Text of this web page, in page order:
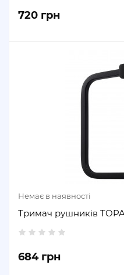
720 грн
Немає в наявності
Тримач рушників
684 грн